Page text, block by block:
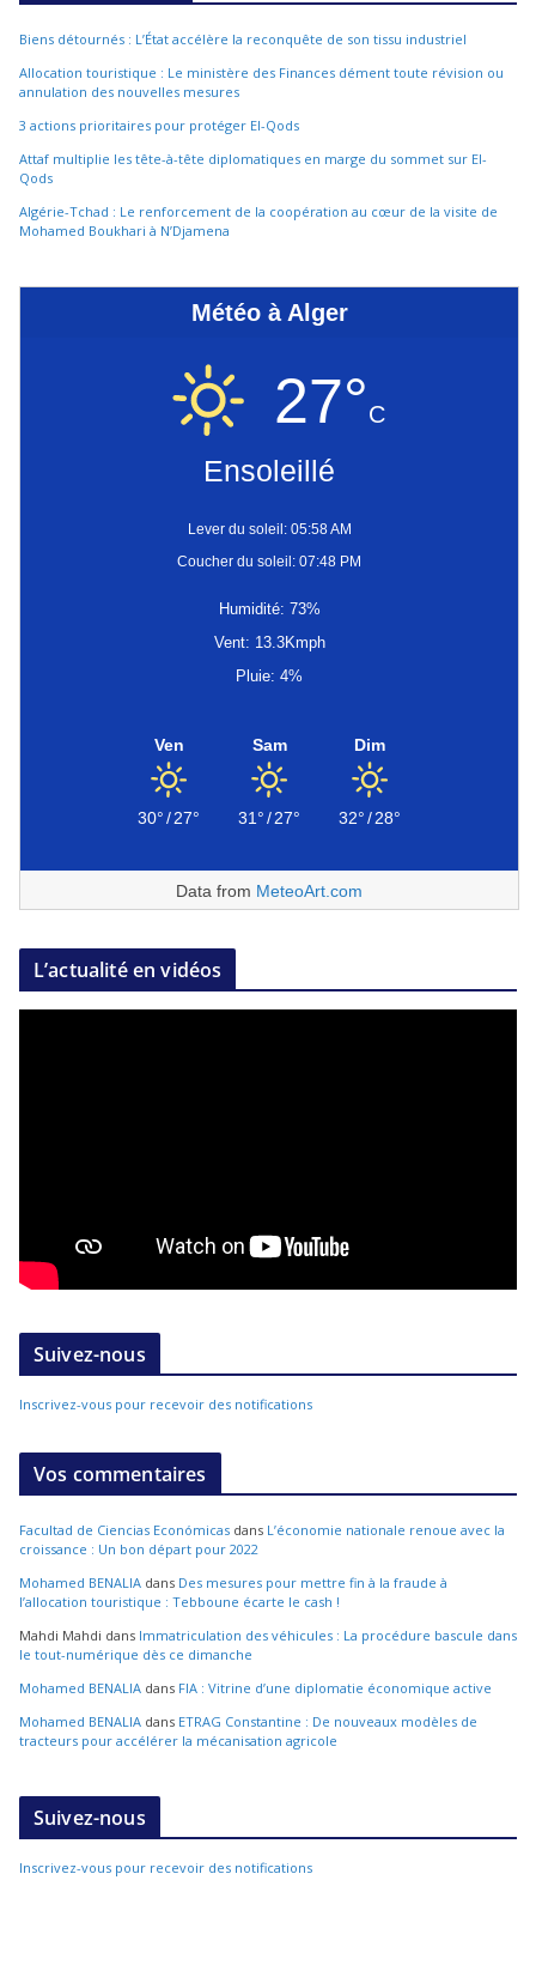
Biens détournés : L’État accélère la reconquête de son tissu industriel
Allocation touristique : Le ministère des Finances dément toute révision ou
annulation des nouvelles mesures
3 actions prioritaires pour protéger El-Qods
Attaf multiplie les tête-à-tête diplomatiques en marge du sommet sur El-
Qods
Algérie-Tchad : Le renforcement de la coopération au cœur de la visite de
Mohamed Boukhari à N’Djamena
Météo à Alger
27°C
Ensoleillé
Lever du soleil: 05:58 AM
Coucher du soleil: 07:48 PM
Humidité: 73%
Vent: 13.3Kmph
Pluie: 4%
Ven
30°/27°
Sam
31°/27°
Dim
32°/28°
Data from MeteoArt.com
L’actualité en vidéos
Suivez-nous
Inscrivez-vous pour recevoir des notifications
Vos commentaires
Facultad de Ciencias Económicas dans L’économie nationale renoue avec la
croissance : Un bon départ pour 2022
Mohamed BENALIA dans Des mesures pour mettre fin à la fraude à
l’allocation touristique : Tebboune écarte le cash !
Mahdi Mahdi dans Immatriculation des véhicules : La procédure bascule dans
le tout-numérique dès ce dimanche
Mohamed BENALIA dans FIA : Vitrine d’une diplomatie économique active
Mohamed BENALIA dans ETRAG Constantine : De nouveaux modèles de
tracteurs pour accélérer la mécanisation agricole
Suivez-nous
Inscrivez-vous pour recevoir des notifications